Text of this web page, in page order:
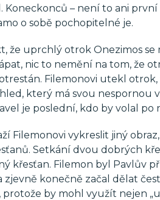
– není to ani
o sobě pochopitelné je.
že uprchlý otrok Onezimos
nic to nemění na tom, že
Filemonovi utekl
který má svou nespornou
je poslední, kdo by volal
Filemonovi vykreslit jiný
Setkání dvou dobrých
křesťan. Filemon byl Pavlův
konečně začal dělat
by mohl využít nejen